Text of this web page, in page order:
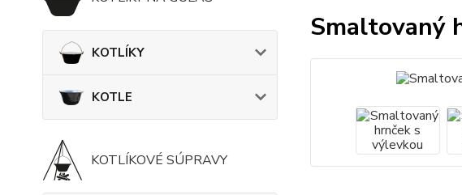
KOTLÍKY
KOTLE
KOTLÍKOVÉ SÚPRAVY
Smaltovaný